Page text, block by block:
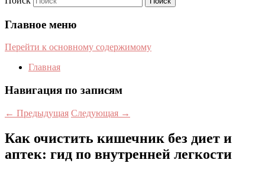
Главное меню
Перейти к основному содержимому
Главная
Навигация по записям
← Предыдущая Следующая →
Как очистить кишечник без диет и
аптек: гид по внутренней легкости